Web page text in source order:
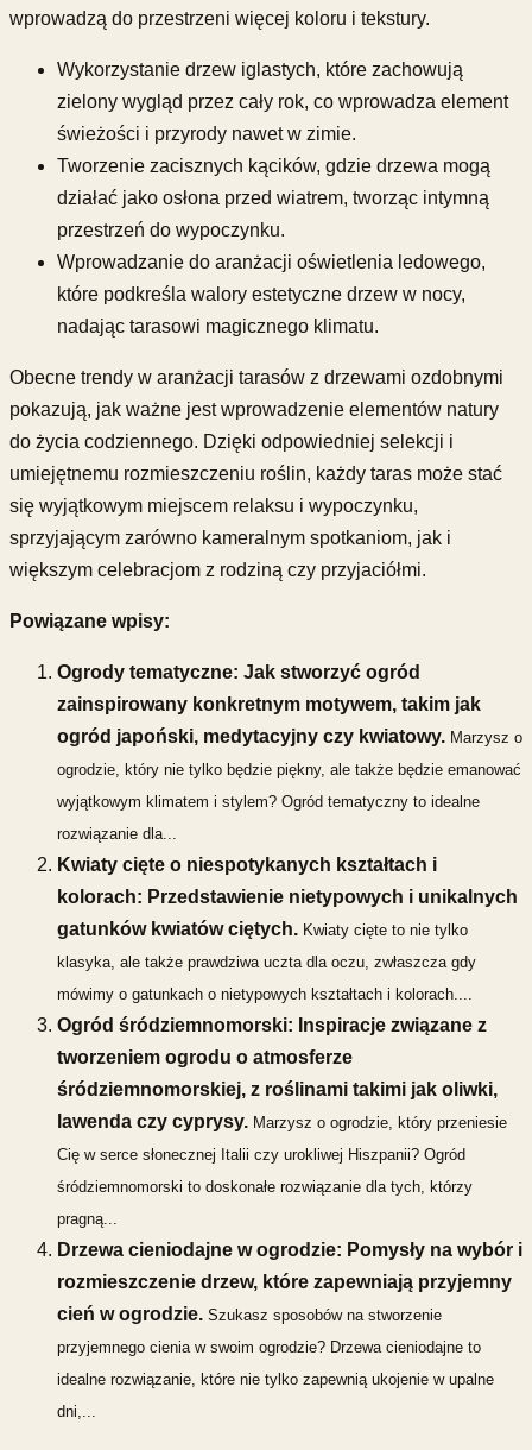
wprowadzą do przestrzeni więcej koloru i tekstury.
Wykorzystanie drzew iglastych, które zachowują
zielony wygląd przez cały rok, co wprowadza element
świeżości i przyrody nawet w zimie.
Tworzenie zacisznych kącików, gdzie drzewa mogą
działać jako osłona przed wiatrem, tworząc intymną
przestrzeń do wypoczynku.
Wprowadzanie do aranżacji oświetlenia ledowego,
które podkreśla walory estetyczne drzew w nocy,
nadając tarasowi magicznego klimatu.
Obecne trendy w aranżacji tarasów z drzewami ozdobnymi
pokazują, jak ważne jest wprowadzenie elementów natury
do życia codziennego. Dzięki odpowiedniej selekcji i
umiejętnemu rozmieszczeniu roślin, każdy taras może stać
się wyjątkowym miejscem relaksu i wypoczynku,
sprzyjającym zarówno kameralnym spotkaniom, jak i
większym celebracjom z rodziną czy przyjaciółmi.
Powiązane wpisy:
Ogrody tematyczne: Jak stworzyć ogród
zainspirowany konkretnym motywem, takim jak
ogród japoński, medytacyjny czy kwiatowy. Marzysz o
ogrodzie, który nie tylko będzie piękny, ale także będzie emanować
wyjątkowym klimatem i stylem? Ogród tematyczny to idealne
rozwiązanie dla...
Kwiaty cięte o niespotykanych kształtach i
kolorach: Przedstawienie nietypowych i unikalnych
gatunków kwiatów ciętych. Kwiaty cięte to nie tylko
klasyka, ale także prawdziwa uczta dla oczu, zwłaszcza gdy
mówimy o gatunkach o nietypowych kształtach i kolorach....
Ogród śródziemnomorski: Inspiracje związane z
tworzeniem ogrodu o atmosferze
śródziemnomorskiej, z roślinami takimi jak oliwki,
lawenda czy cyprysy. Marzysz o ogrodzie, który przeniesie
Cię w serce słonecznej Italii czy urokliwej Hiszpanii? Ogród
śródziemnomorski to doskonałe rozwiązanie dla tych, którzy
pragną...
Drzewa cieniodajne w ogrodzie: Pomysły na wybór i
rozmieszczenie drzew, które zapewniają przyjemny
cień w ogrodzie. Szukasz sposobów na stworzenie
przyjemnego cienia w swoim ogrodzie? Drzewa cieniodajne to
idealne rozwiązanie, które nie tylko zapewnią ukojenie w upalne
dni,...